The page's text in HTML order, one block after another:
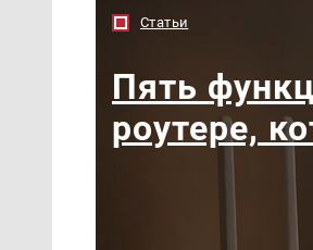
Статьи
Пять
роутере,